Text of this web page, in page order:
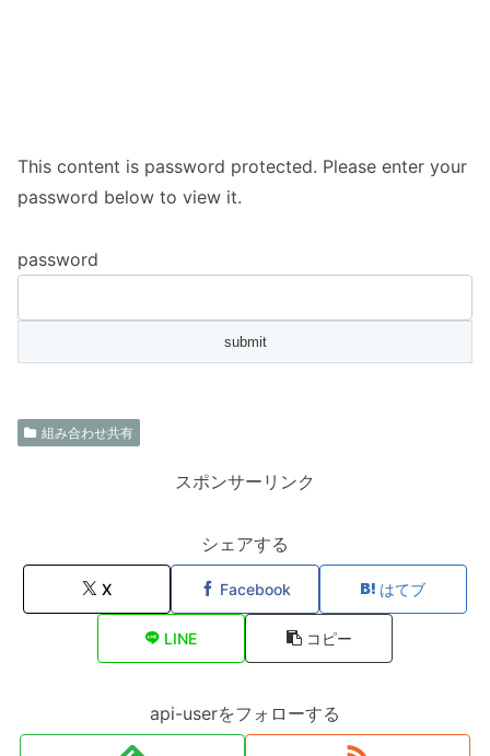
This content is password protected. Please enter your
password below to view it.
password
組み合わせ共有
スポンサーリンク
シェアする
X Facebook はてブ
LINE コピー
api-userをフォローする